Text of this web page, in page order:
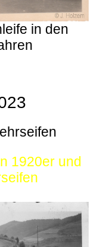
in den
1920er und